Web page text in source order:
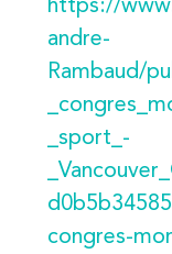
andre-
Rambaud/
_sport_-
congres-